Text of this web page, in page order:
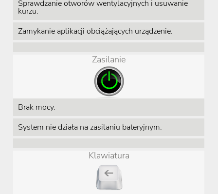
Sprawdzanie otworów wentylacyjnych i usuwanie
kurzu.
Zamykanie aplikacji obciążających urządzenie.
Zasilanie
Brak mocy.
System nie działa na zasilaniu bateryjnym.
Klawiatura